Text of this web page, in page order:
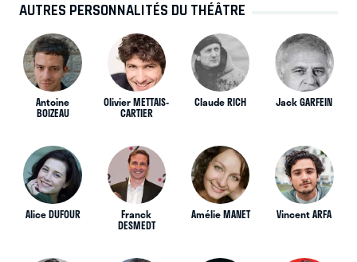
AUTRES PERSONNALITÉS DU THÉÂTRE
Antoine
BOIZEAU
Olivier METTAIS-
CARTIER
Claude RICH Jack GARFEIN
Alice DUFOUR Franck
DESMEDT
Amélie MANET Vincent ARFA